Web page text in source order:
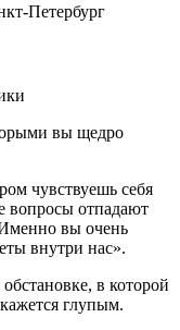
Петербург
вы щедро
чувствуешь себя
вопросы отпадают
вы очень
внутри нас».
в которой
глупым.